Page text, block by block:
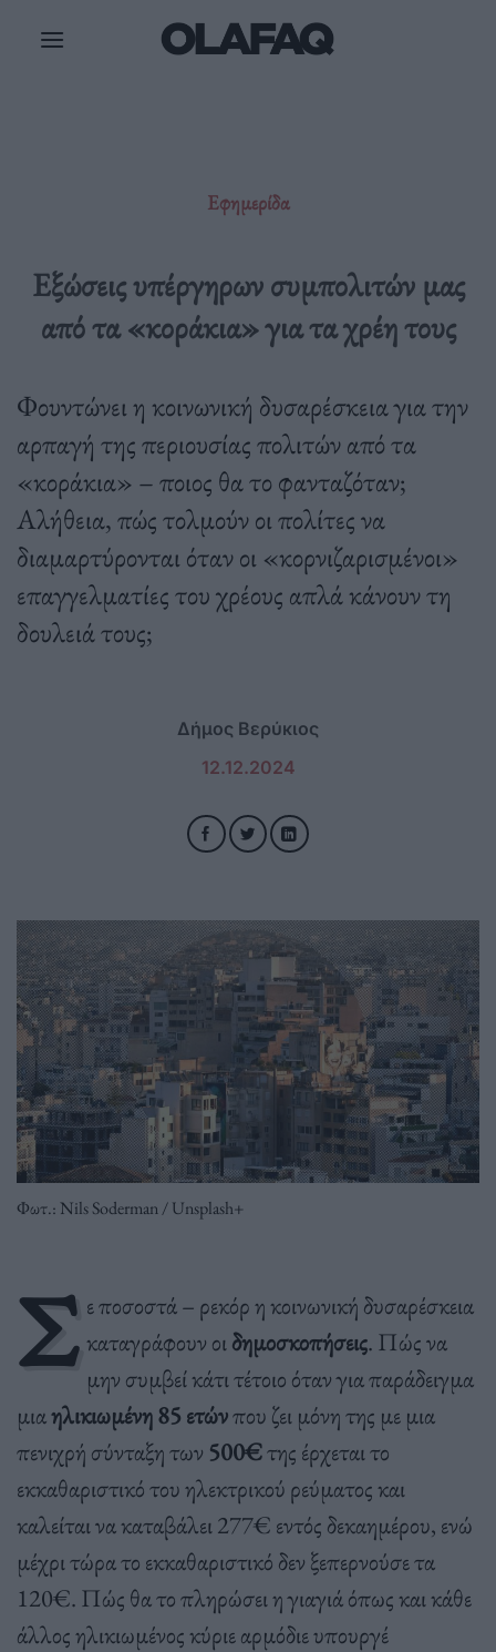
Εφημερίδα
Εξώσεις υπέργηρων συμπολιτών μας
από τα «κοράκια» για τα χρέη τους
Φουντώνει η κοινωνική δυσαρέσκεια για την
αρπαγή της περιουσίας πολιτών από τα
«κοράκια» – ποιος θα το φανταζόταν;
Αλήθεια, πώς τολμούν οι πολίτες να
διαμαρτύρονται όταν οι «κορνιζαρισμένοι»
επαγγελματίες του χρέους απλά κάνουν τη
δουλειά τους;
Δήμος Βερύκιος
12.12.2024
Φωτ.: Nils Soderman / Unsplash+
Σ ε ποσοστά – ρεκόρ η κοινωνική δυσαρέσκεια
καταγράφουν οιδημοσκοπήσεις. Πώς να
μην συμβεί κάτι τέτοιο όταν για παράδειγμα
μιαηλικιωμένη 85 ετώνπου ζει μόνη της με μια
πενιχρή σύνταξη των 500€της έρχεται το
εκκαθαριστικό του ηλεκτρικού ρεύματος και
καλείται να καταβάλει 277€ εντός δεκαημέρου, ενώ
μέχρι τώρα το εκκαθαριστικό δεν ξεπερνούσε τα
120€. Πώς θα το πληρώσει η γιαγιά όπως και κάθε
άλλος ηλικιωμένος κύριε αρμόδιε υπουργέ